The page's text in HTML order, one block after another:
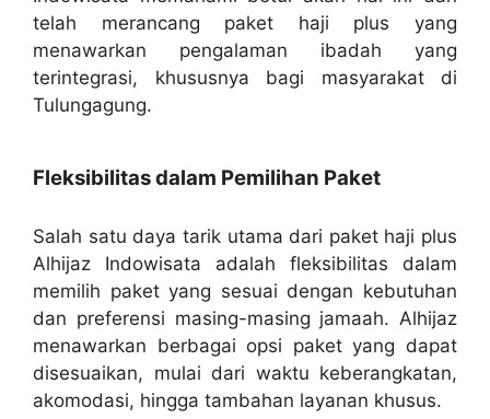
telah merancang paket haji plus yang
menawarkan pengalaman ibadah yang
terintegrasi, khususnya bagi masyarakat di
Tulungagung.
Fleksibilitas dalam Pemilihan Paket
Salah satu daya tarik utama dari paket haji plus
Alhijaz Indowisata adalah fleksibilitas dalam
memilih paket yang sesuai dengan kebutuhan
dan preferensi masing-masing jamaah. Alhijaz
menawarkan berbagai opsi paket yang dapat
disesuaikan, mulai dari waktu keberangkatan,
akomodasi, hingga tambahan layanan khusus.